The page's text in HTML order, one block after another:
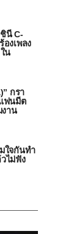
นี C-
องเพลง
น
กรา
ฟนมีต
าน
ใจกันทำ
ไม่ฟัง